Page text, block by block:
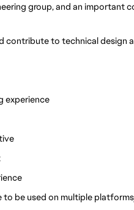
group, and an important
contribute to technical design
experience
be used on multiple